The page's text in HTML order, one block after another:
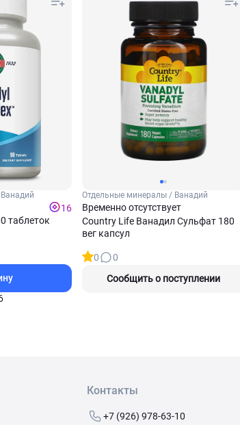
16
таблеток
Отдельные минералы / Ванадий
Временно отсутствует
Country Life Ванадил Сульфат 180
вег капсул
0
0
Сообщить о поступлении
Контакты
+7 (926) 978-63-10